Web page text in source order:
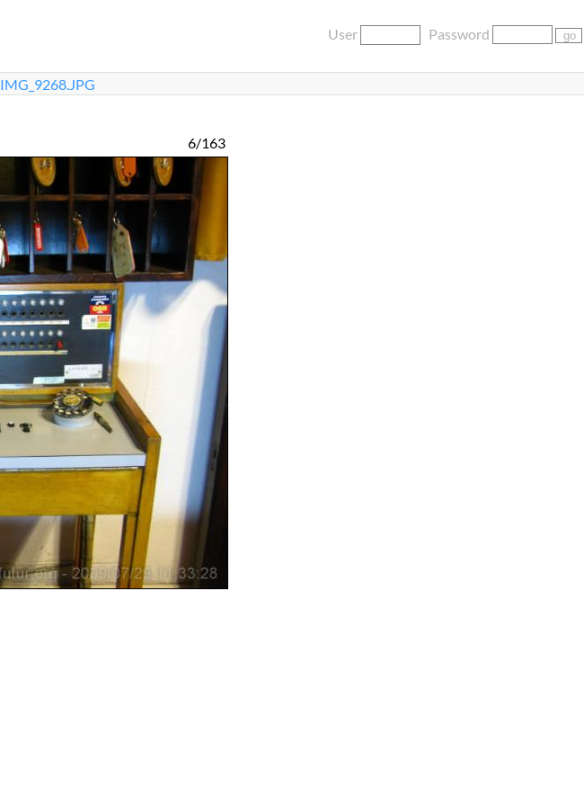
User Password
IMG_9268.JPG
6/163